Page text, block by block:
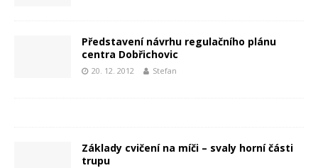
Představení návrhu regulačního plánu
centra Dobřichovic
20. 12. 2012 Stefan
Základy cvičení na míči – svaly horní části
trupu